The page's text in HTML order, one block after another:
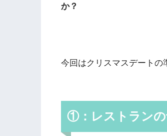
か？
今回はクリスマスデートの
①：レストラン